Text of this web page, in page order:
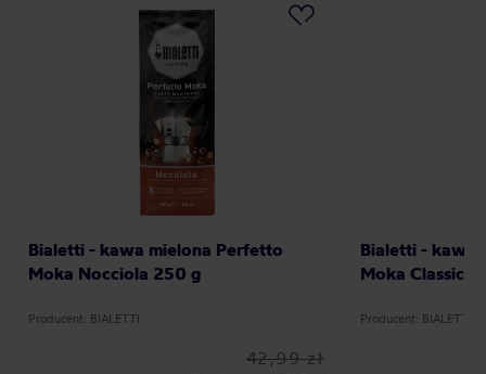
Bialetti - kawa mielona Perfetto
Moka Nocciola 250 g
Producent: BIALETTI
42,99 zł
Bialetti - kawa
Moka Classico
Producent: BIALETTI